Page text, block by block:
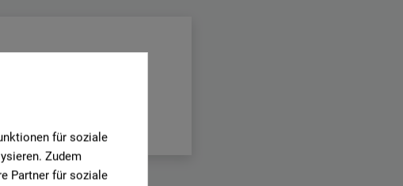
für soziale
Zudem
Partner für soziale